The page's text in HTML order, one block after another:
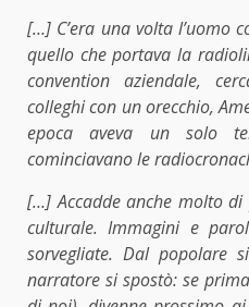
[…] C’era una volta l’uomo
quello che portava la
convention aziendale,
colleghi con un orecchio,
epoca aveva un solo
cominciavano le
[…] Accadde anche molto
culturale. Immagini e
sorvegliate. Dal popolare
narratore si spostò: se